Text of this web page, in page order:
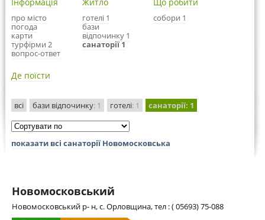
про місто
погода
карти
турфірми 2
вопрос-ответ
готелі 1
бази
відпочинку 1
санаторії 1
собори 1
Де поїсти
всі бази відпочинку: 1 готелі: 1 санаторії: 1
показати всі санаторії Новомосковська
Новомосковський
Новомосковський р- н, с. Орловщина, тел : ( 05693) 75-088